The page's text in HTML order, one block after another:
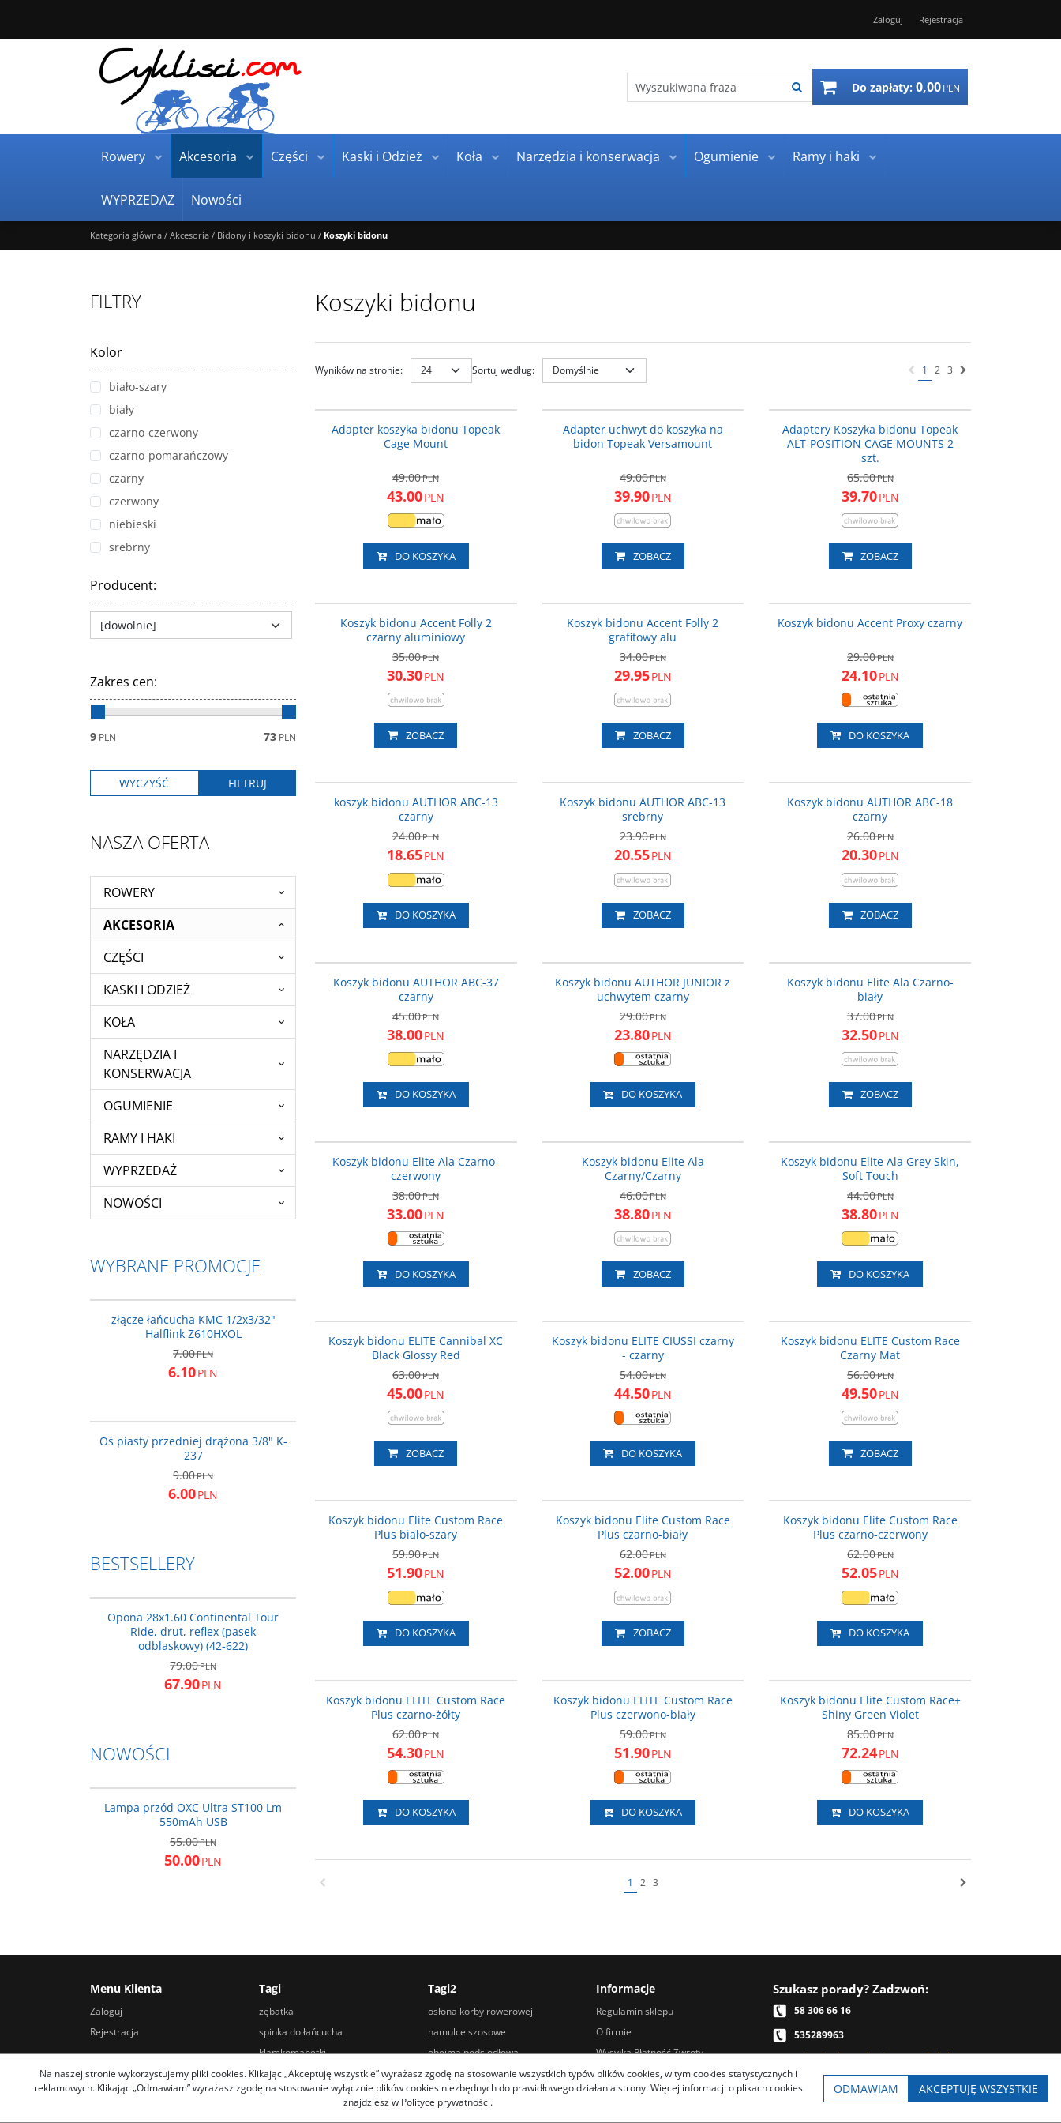
Zaloguj Rejestracja
Do zapłaty: 0,00PLN
Rowery Akcesoria Części Kaski i Odzież Koła Narzędzia i konserwacja Ogumienie Ramy i haki
WYPRZEDAŻ Nowości
Kategoria główna / Akcesoria / Bidony i koszyki bidonu / Koszyki bidonu
Koszyki bidonu
Wyników na stronie: Sortuj według: 1 2 3
Adapter koszyka bidonu Topeak
Cage Mount
49.00PLN
43.00PLN
DO KOSZYKA
Adapter uchwyt do koszyka na
bidon Topeak Versamount
49.00PLN
39.90PLN
ZOBACZ
Adaptery Koszyka bidonu Topeak
ALT-POSITION CAGE MOUNTS 2
szt.
65.00PLN
39.70PLN
ZOBACZ
Koszyk bidonu Accent Folly 2
czarny aluminiowy
35.00PLN
30.30PLN
ZOBACZ
Koszyk bidonu Accent Folly 2
grafitowy alu
34.00PLN
29.95PLN
ZOBACZ
Koszyk bidonu Accent Proxy czarny
29.00PLN
24.10PLN
DO KOSZYKA
koszyk bidonu AUTHOR ABC-13
czarny
24.00PLN
18.65PLN
DO KOSZYKA
Koszyk bidonu AUTHOR ABC-13
srebrny
23.90PLN
20.55PLN
ZOBACZ
Koszyk bidonu AUTHOR ABC-18
czarny
26.00PLN
20.30PLN
ZOBACZ
Koszyk bidonu AUTHOR ABC-37
czarny
45.00PLN
38.00PLN
DO KOSZYKA
Koszyk bidonu AUTHOR JUNIOR z
uchwytem czarny
29.00PLN
23.80PLN
DO KOSZYKA
Koszyk bidonu Elite Ala Czarno-
biały
37.00PLN
32.50PLN
ZOBACZ
Koszyk bidonu Elite Ala Czarno-
czerwony
38.00PLN
33.00PLN
DO KOSZYKA
Koszyk bidonu Elite Ala
Czarny/Czarny
46.00PLN
38.80PLN
ZOBACZ
Koszyk bidonu Elite Ala Grey Skin,
Soft Touch
44.00PLN
38.80PLN
DO KOSZYKA
Koszyk bidonu ELITE Cannibal XC
Black Glossy Red
63.00PLN
45.00PLN
ZOBACZ
Koszyk bidonu ELITE CIUSSI czarny
- czarny
54.00PLN
44.50PLN
DO KOSZYKA
Koszyk bidonu ELITE Custom Race
Czarny Mat
56.00PLN
49.50PLN
ZOBACZ
Koszyk bidonu Elite Custom Race
Plus biało-szary
59.90PLN
51.90PLN
DO KOSZYKA
Koszyk bidonu Elite Custom Race
Plus czarno-biały
62.00PLN
52.00PLN
ZOBACZ
Koszyk bidonu Elite Custom Race
Plus czarno-czerwony
62.00PLN
52.05PLN
DO KOSZYKA
Koszyk bidonu ELITE Custom Race
Plus czarno-żółty
62.00PLN
54.30PLN
DO KOSZYKA
Koszyk bidonu ELITE Custom Race
Plus czerwono-biały
59.00PLN
51.90PLN
DO KOSZYKA
Koszyk bidonu Elite Custom Race+
Shiny Green Violet
85.00PLN
72.24PLN
DO KOSZYKA
1 2 3
FILTRY
Kolor
biało-szary
biały
czarno-czerwony
czarno-pomarańczowy
czarny
czerwony
niebieski
srebrny
Producent:
Zakres cen:
9 PLN 73 PLN
NASZA OFERTA
ROWERY
AKCESORIA
CZĘŚCI
KASKI I ODZIEŻ
KOŁA
NARZĘDZIA I
KONSERWACJA
OGUMIENIE
RAMY I HAKI
WYPRZEDAŻ
NOWOŚCI
WYBRANE PROMOCJE
złącze łańcucha KMC 1/2x3/32"
Halflink Z610HXOL
7.00PLN
6.10PLN
Oś piasty przedniej drążona 3/8" K-
237
9.00PLN
6.00PLN
BESTSELLERY
Opona 28x1.60 Continental Tour
Ride, drut, reflex (pasek
odblaskowy) (42-622)
79.00PLN
67.90PLN
NOWOŚCI
Lampa przód OXC Ultra ST100 Lm
550mAh USB
55.00PLN
50.00PLN
Menu Klienta
Zaloguj
Rejestracja
Tagi
zębatka
spinka do łańcucha
klamkomanetki
widelec rowerowy
sakwa podsiodłowa
Tagi2
osłona korby rowerowej
hamulce szosowe
obejma podsiodłowa
hamulce hydrauliczne tarczowe
adapter kierownicy
Informacje
Regulamin sklepu
O firmie
Wysyłka Płatność Zwroty
Porady
Kontakt
Szukasz porady? Zadzwoń:
58 306 66 16
535289963
Telefonicznie nie przyjmujemy zamówień,
prosimy je składać przez sklep internetowy
Na naszej stronie wykorzystujemy pliki cookies. Klikając „Akceptuję wszystkie” wyrażasz zgodę na stosowanie wszystkich typów plików cookies, w tym cookies statystycznych i
reklamowych. Klikając „Odmawiam” wyrażasz zgodę na stosowanie wyłącznie plików cookies niezbędnych do prawidłowego działania strony. Więcej informacji o plikach cookies
znajdziesz w Polityce prywatności.
ODMAWIAM AKCEPTUJĘ WSZYSTKIE